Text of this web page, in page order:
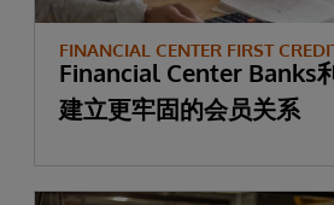
FINANCIAL CENTER FIRST
Financial Center Banks
建立更牢固的会员关系